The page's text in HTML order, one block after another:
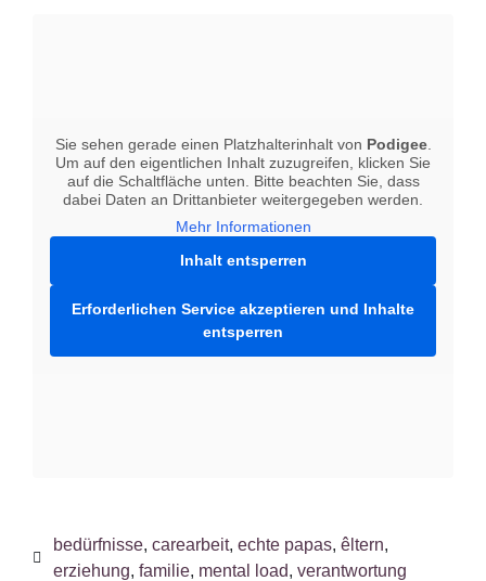
Sie sehen gerade einen Platzhalterinhalt von Podigee.
Um auf den eigentlichen Inhalt zuzugreifen, klicken Sie
auf die Schaltfläche unten. Bitte beachten Sie, dass
dabei Daten an Drittanbieter weitergegeben werden.
Mehr Informationen
Inhalt entsperren
Erforderlichen Service akzeptieren und Inhalte
entsperren
bedürfnisse, carearbeit, echte papas, êltern,
erziehung, familie, mental load, verantwortung